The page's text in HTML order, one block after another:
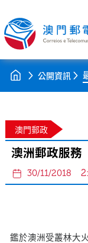
公開資訊
澳門郵政
澳洲郵政服務
30/11/2018
鑑於澳洲受叢林大